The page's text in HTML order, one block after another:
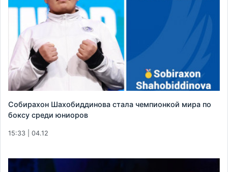
Собирахон Шахобиддинова стала чемпионкой мира по
боксу среди юниоров
15:33 | 04.12